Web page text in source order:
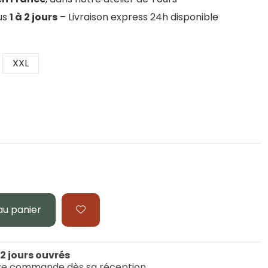
1 à 2 jours – Livraison express 24h disponible
XXL
panier
jours ouvrés